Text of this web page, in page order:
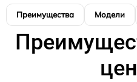
Преимущества Модели